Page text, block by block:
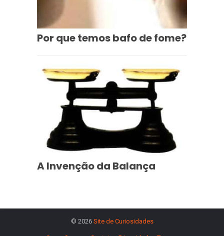
Por que temos bafo de fome?
A Invenção da Balança
© 2026 Site de Curiosidades